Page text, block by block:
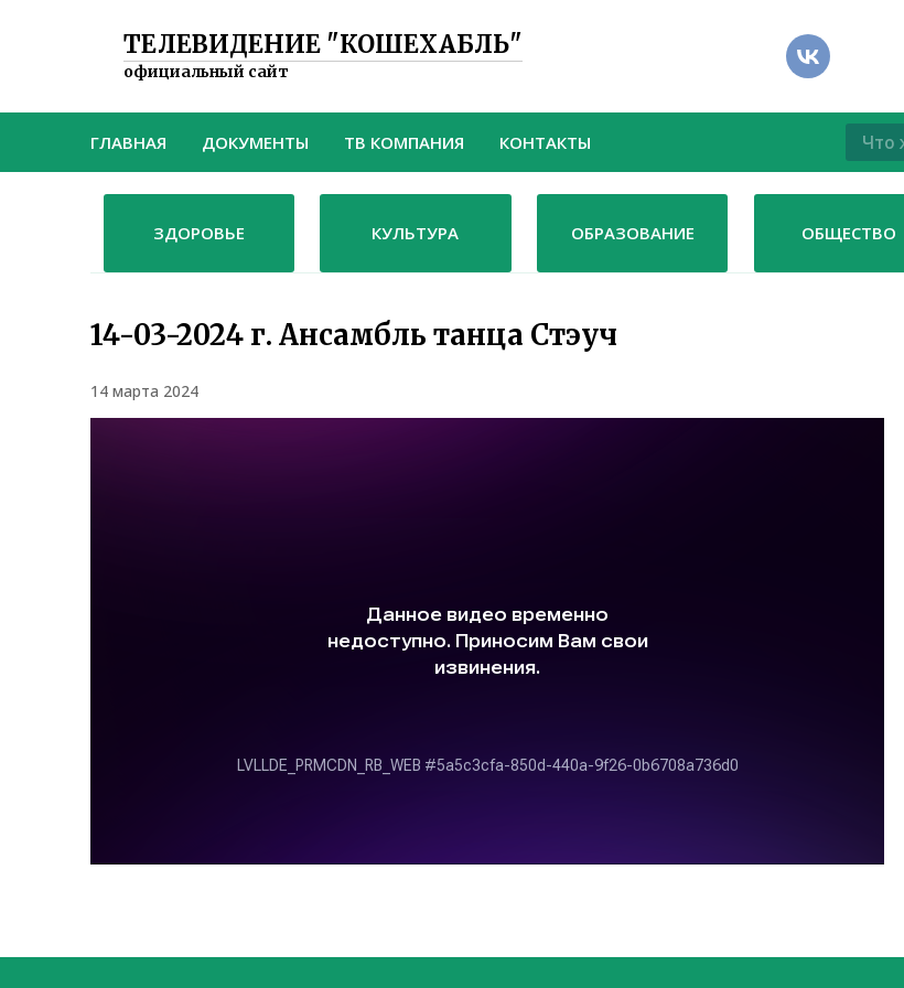
ТЕЛЕВИДЕНИЕ "КОШЕХАБЛЬ"
официальный сайт
ГЛАВНАЯ ДОКУМЕНТЫ ТВ КОМПАНИЯ КОНТАКТЫ
ЗДОРОВЬЕ КУЛЬТУРА ОБРАЗОВАНИЕ ОБЩЕСТВО
14-03-2024 г. Ансамбль танца Стэуч
14 марта 2024